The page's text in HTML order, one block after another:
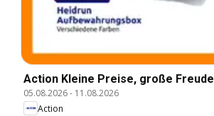
Action Kleine Preise, große Freude
05.08.2026- 11.08.2026
Action